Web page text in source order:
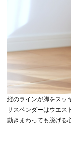
縦のラインが脚をスッ
サスペンダーはウエス
動きまわっても脱げる